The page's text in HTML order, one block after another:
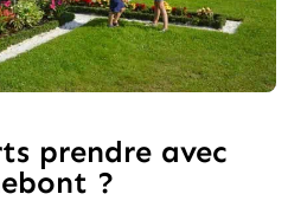
prendre avec
?